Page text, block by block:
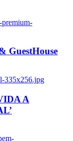
premium-
GuestHouse
335x256.jpg
A